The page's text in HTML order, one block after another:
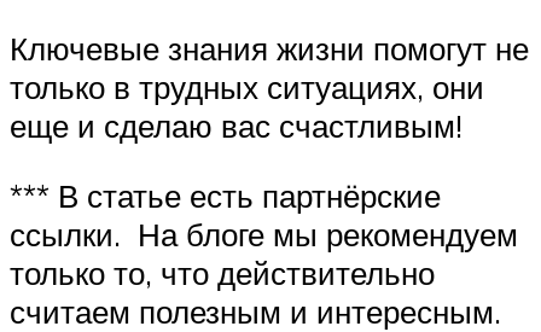
Ключевые знания жизни помогут не
только в трудных ситуациях, они
еще и сделаю вас счастливым!
*** В статье есть партнёрские
ссылки. На блоге мы рекомендуем
только то, что действительно
считаем полезным и интересным.